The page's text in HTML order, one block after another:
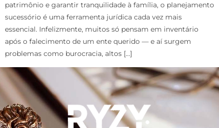
patrimônio e garantir tranquilidade à família, o planejamento
sucessório é uma ferramenta jurídica cada vez mais
essencial. Infelizmente, muitos só pensam em inventário
após o falecimento de um ente querido — e aí surgem
problemas como burocracia, altos […]